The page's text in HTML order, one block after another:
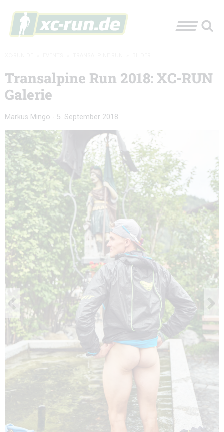
Transalpine Run 2018: XC-RUN
Galerie
Markus Mingo - 5. September 2018